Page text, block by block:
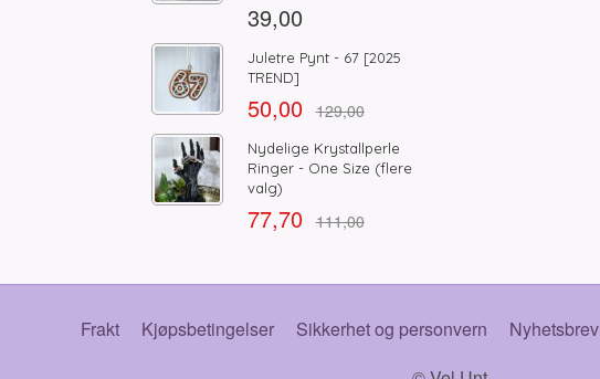
39,00
Juletre Pynt - 67 [2025
TREND]
50,00 129,00
Nydelige Krystallperle
Ringer - One Size (flere
valg)
77,70 111,00
Frakt Kjøpsbetingelser Sikkerhet og personvern Nyhetsbrev